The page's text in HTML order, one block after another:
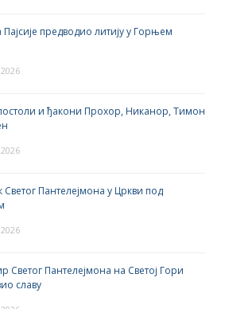
Пајсије предводио литију у Горњем
и ђакони Прохор, Никанор, Тимон
Светог Пантелејмона у Цркви под
Светог Пантелејмона на Светој Гори
славу